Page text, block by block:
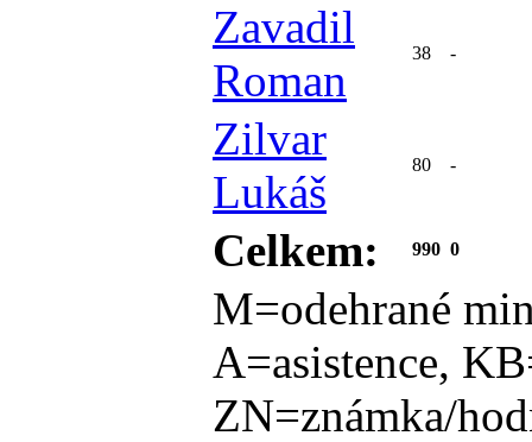
Zavadil
Roman
38 -
Zilvar
Lukáš
80 -
Celkem: 990 0
M=odehrané
A=asistence,
ZN=známka/